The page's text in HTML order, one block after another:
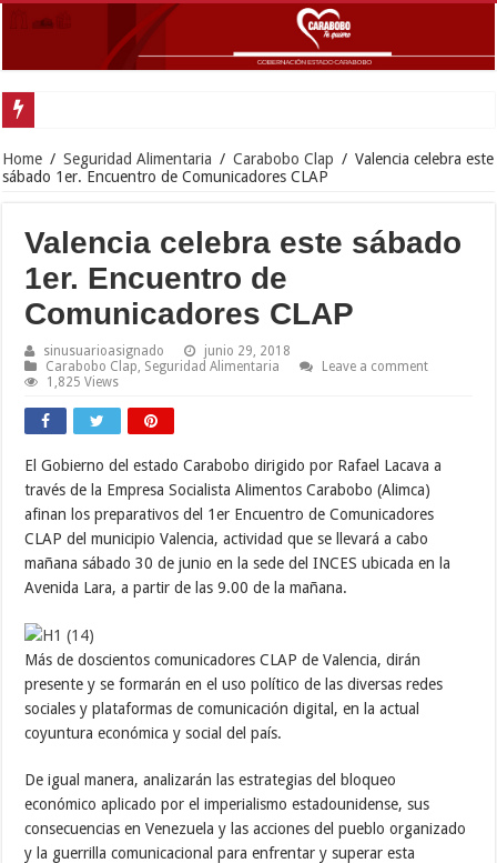
Home / Seguridad Alimentaria / Carabobo Clap / Valencia celebra este
sábado 1er. Encuentro de Comunicadores CLAP
Valencia celebra este sábado
1er. Encuentro de
Comunicadores CLAP
sinusuarioasignado
junio 29, 2018
Carabobo Clap Seguridad Alimentaria
Leave a comment
1,825 Views
El Gobierno del estado Carabobo dirigido por Rafael Lacava a
través de la Empresa Socialista Alimentos Carabobo (Alimca)
afinan los preparativos del 1er Encuentro de Comunicadores
CLAP del municipio Valencia, actividad que se llevará a cabo
mañana sábado 30 de junio en la sede del INCES ubicada en la
Avenida Lara, a partir de las 9.00 de la mañana.
Más de doscientos comunicadores CLAP de Valencia, dirán
presente y se formarán en el uso político de las diversas redes
sociales y plataformas de comunicación digital, en la actual
coyuntura económica y social del país.
De igual manera, analizarán las estrategias del bloqueo
económico aplicado por el imperialismo estadounidense, sus
consecuencias en Venezuela y las acciones del pueblo organizado
y la guerrilla comunicacional para enfrentar y superar esta